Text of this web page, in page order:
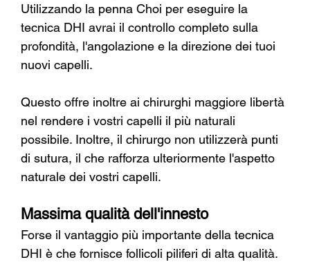
Utilizzando la penna Choi per eseguire la
tecnica DHI avrai il controllo completo sulla
profondità, l'angolazione e la direzione dei tuoi
nuovi capelli.
Questo offre inoltre ai chirurghi maggiore libertà
nel rendere i vostri capelli il più naturali
possibile. Inoltre, il chirurgo non utilizzerà punti
di sutura, il che rafforza ulteriormente l'aspetto
naturale dei vostri capelli.
Massima qualità dell'innesto
Forse il vantaggio più importante della tecnica
DHI è che fornisce follicoli piliferi di alta qualità.